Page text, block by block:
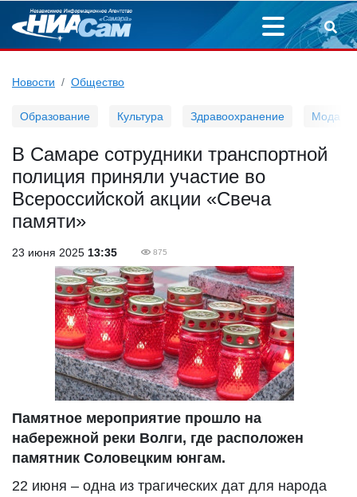
Новости Общество
Образование Культура Здравоохранение Мода
В Самаре сотрудники транспортной
полиция приняли участие во
Всероссийской акции «Свеча
памяти»
23 июня 2025 13:35 875
Памятное мероприятие прошло на
набережной реки Волги, где расположен
памятник Соловецким юнгам.
22 июня – одна из трагических дат для народа